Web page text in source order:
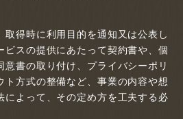
取得時に利用目的を通知又は公表し
ビスの提供にあたって契約書や、個
意書の取り付け、プライバシーポリ
ト方式の整備など、事業の内容や想
によって、その定め方を工夫する必